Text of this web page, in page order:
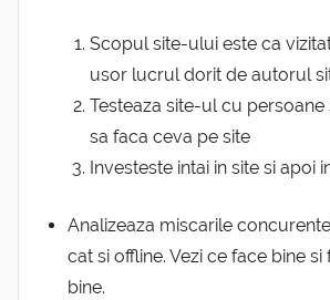
Scopul site-ului este ca
usor lucrul dorit de autorul
Testeaza site-ul cu
sa faca ceva pe site
Investeste intai in site si apoi
Analizeaza miscarile
cat si offline. Vezi ce face bine si
bine.